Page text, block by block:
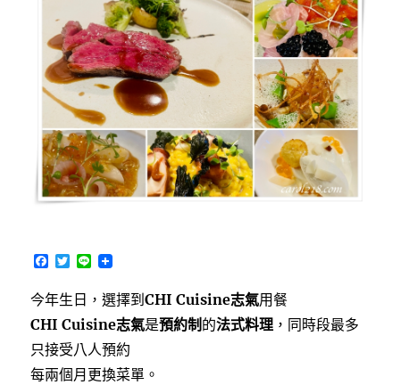
F
c
e
b
o
o
k
T
t
t
e
r
L
e
今年生日，選擇到CHI Cuisine志氣用餐
CHI Cuisine志氣是預約制 的法式料理 ，同時段最多
只接受八人預約
每兩個月更換菜單。